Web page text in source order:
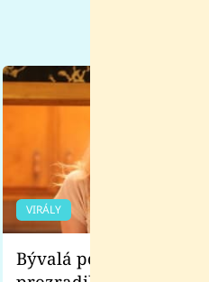
VIRÁLY
Bývalá pornoherečka